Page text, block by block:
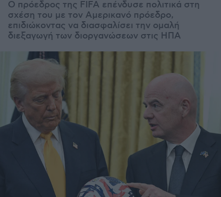
Ο πρόεδρος της FIFA επένδυσε πολιτικά στη
σχέση του με τον Αμερικανό πρόεδρο,
επιδιώκοντας να διασφαλίσει την ομαλή
διεξαγωγή των διοργανώσεων στις ΗΠΑ